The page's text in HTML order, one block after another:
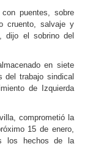
puentes, sobre
cruento, salvaje y
dijo el sobrino del
en siete
del trabajo sindical
de Izquierda
comprometió la
15 de enero,
los hechos de la